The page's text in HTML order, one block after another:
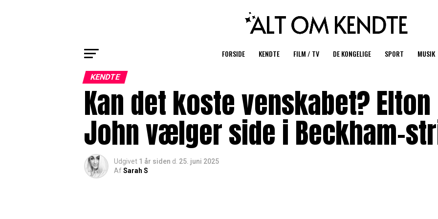
FORSIDE KENDTE FILM / TV DE KONGELIGE SPORT MUSIK
KENDTE
Kan det koste venskabet? Elton
John vælger side i Beckham-
Udgivet 1 år siden d. 25. juni 2025
AfSarah S